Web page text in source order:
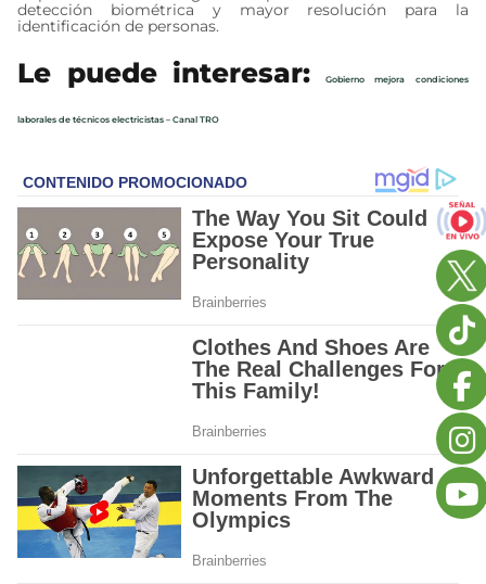
detección biométrica y mayor resolución para la
identificación de personas.
Le puede interesar:Gobierno mejora condiciones
laborales de técnicos electricistas – Canal TRO